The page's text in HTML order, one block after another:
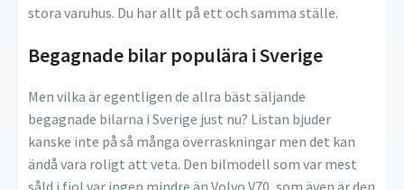
stora varuhus. Du har allt på ett och samma ställe.
Begagnade bilar populära i Sverige
Men vilka är egentligen de allra bäst säljande
begagnade bilarna i Sverige just nu? Listan bjuder
kanske inte på så många överraskningar men det kan
ändå vara roligt att veta. Den bilmodell som var mest
såld i fjol var ingen mindre än Volvo V70, som även är den